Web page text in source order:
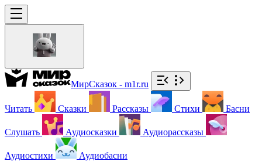
МирСказок - m1r.ru
Читать Сказки Рассказы Стихи Басни
Слушать Аудиосказки Аудиорассказы
Аудиостихи Аудиобасни